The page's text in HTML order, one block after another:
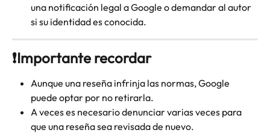
una notificación legal a Google o demandar al autor
si su identidad es conocida.
❗Importante recordar
Aunque una reseña infrinja las normas, Google
puede optar por no retirarla.
A veces es necesario denunciar varias veces para
que una reseña sea revisada de nuevo.